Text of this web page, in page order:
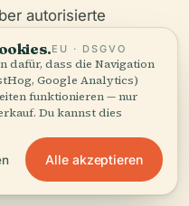
autorisierte
Vorabreservierung
mit
A: Ja, mit
Sitzplätzen
im Voraus
EU · DSGVO
dafür, dass die Navigation
Google Analytics)
funktionieren — nur
Du kannst dies
Alle akzeptieren